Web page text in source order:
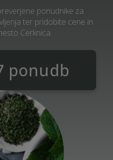
ponudnike za
ter pridobite cene in
Cerknica.
ponudb